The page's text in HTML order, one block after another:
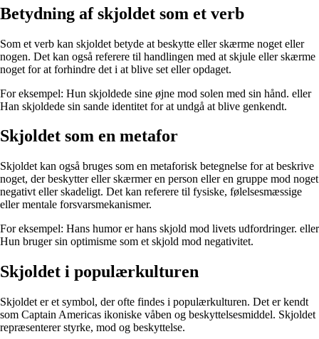
Betydning af skjoldet som et verb
Som et verb kan skjoldet betyde at beskytte eller skærme noget eller
nogen. Det kan også referere til handlingen med at skjule eller skærme
noget for at forhindre det i at blive set eller opdaget.
For eksempel: Hun skjoldede sine øjne mod solen med sin hånd. eller
Han skjoldede sin sande identitet for at undgå at blive genkendt.
Skjoldet som en metafor
Skjoldet kan også bruges som en metaforisk betegnelse for at beskrive
noget, der beskytter eller skærmer en person eller en gruppe mod noget
negativt eller skadeligt. Det kan referere til fysiske, følelsesmæssige
eller mentale forsvarsmekanismer.
For eksempel: Hans humor er hans skjold mod livets udfordringer. eller
Hun bruger sin optimisme som et skjold mod negativitet.
Skjoldet i populærkulturen
Skjoldet er et symbol, der ofte findes i populærkulturen. Det er kendt
som Captain Americas ikoniske våben og beskyttelsesmiddel. Skjoldet
repræsenterer styrke, mod og beskyttelse.